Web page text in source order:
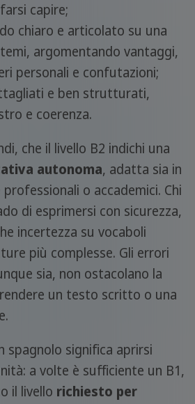
capire;
chiaro e articolato su una
argomentando vantaggi,
personali e confutazioni;
e ben strutturati,
e coerenza.
che il livello B2 indichi una
autonoma, adatta sia in
o accademici. Chi
di esprimersi con sicurezza,
incertezza su vocaboli
più complesse. Gli errori
sia, non ostacolano la
un testo scritto o una
spagnolo significa aprirsi
a volte è sufficiente un B1,
il livello richiesto per